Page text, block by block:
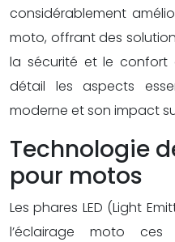
considérablement
moto, offrant des
la sécurité et le confort
détail les aspects
moderne et son impact
Technologie
pour motos
Les phares LED (Light
l’éclairage moto ces